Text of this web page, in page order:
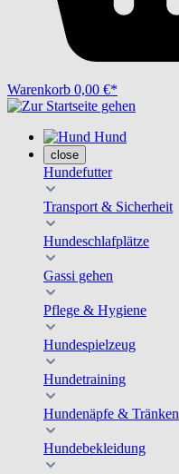
Warenkorb 0,00 €*
Hund
close
Hundefutter
Transport & Sicherheit
Hundeschlafplätze
Gassi gehen
Pflege & Hygiene
Hundespielzeug
Hundetraining
Hundenäpfe & Tränken
Hundebekleidung